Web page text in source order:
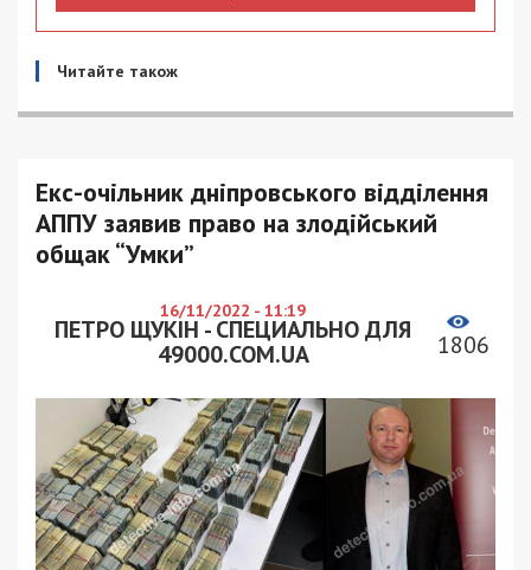
Читайте також
Екс-очільник дніпровського відділення
АППУ заявив право на злодійський
общак “Умки”
16/11/2022 - 11:19
ПЕТРО ЩУКІН - СПЕЦИАЛЬНО ДЛЯ
49000.COM.UA
1806